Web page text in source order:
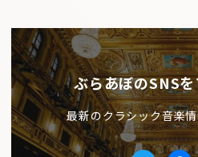
ぶらあぼのSNS
最新のクラシック音楽